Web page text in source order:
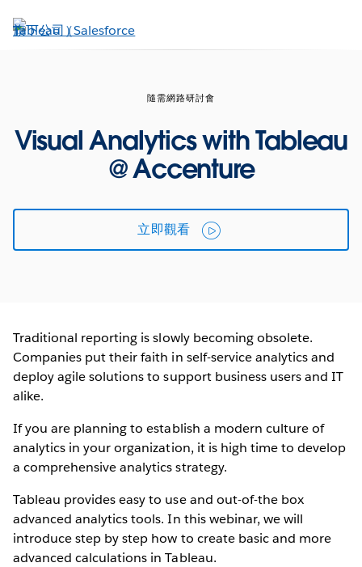
至
隨需網路研討會
Visual Analytics with Tableau
@ Accenture
立即觀看
Traditional reporting is slowly becoming obsolete.
Companies put their faith in self-service analytics and
deploy agile solutions to support business users and IT
alike.
If you are planning to establish a modern culture of
analytics in your organization, it is high time to develop
a comprehensive analytics strategy.
Tableau provides easy to use and out-of-the box
advanced analytics tools. In this webinar, we will
introduce step by step how to create basic and more
advanced calculations in Tableau.